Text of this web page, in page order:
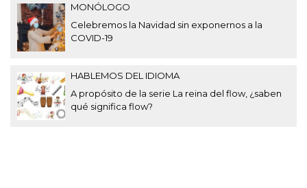
MONÓLOGO
Celebremos la Navidad sin exponernos a la
COVID-19
HABLEMOS DEL IDIOMA
A propósito de la serie La reina del flow, ¿saben
qué significa flow?